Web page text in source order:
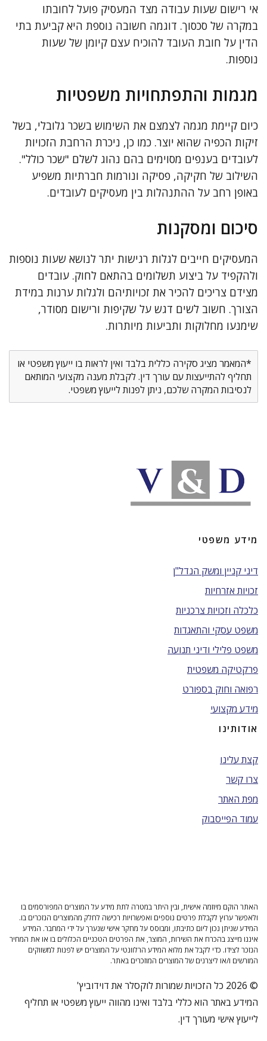
אי רישום שעות עבודה מצד המעסיק פועל לחובתו
במקרה של סכסוך. דוגמה חשובה נוספת היא קביעת בתי
הדין על חובת העובד להוכיח עצם קיומן של שעות
נוספות.
מגמות והתפתחויות משפטיות
כיום קיימת מגמה לצמצם את השימוש בשכר גלובלי, בשל
זיקות הכפיה שהוא יוצר. כמו כן, ניכרת הרחבת הזכויות
לעובדים בענפים מסוימים בהם נהוג לשלם "שכר כולל".
השילוב של חקיקה, פסיקה ונורמות חברתיות משפיע
באופן רחב על ההתנהלות בין מעסיקים לעובדים.
סיכום ומסקנות
המעסיקים חייבים לגלות רגישות יתר לנושא שעות נוספות
ולהקפיד על ביצוע תשלומים בהתאם לחוק. עובדים
מצידם צריכים להכיר את זכויותיהם ולגלות ערנות במידת
הצורך. חשוב לשים דגש על שקיפות ורישום מסודר,
שימנעו מחלוקות ותביעות מיותרות.
*המאמר מציג סקירה כללית בלבד ואין לראות בו ייעוץ משפטי או
תחליף להתייעצות עם עורך דין. לקבלת מענה מקצועי המותאם
לנסיבות המקרה שלכם, ניתן לפנות לייעוץ משפטי.
מידע משפטי
דיני קניין ומשק הנדל"ן
זכויות אזרחיות
כלכלה וזכויות צרכניות
משפט עסקי והתאגדות
משפט פלילי ודיני תנועה
פרקטיקה משפטית
רפואה וחוק בספורט
מידע מקצועי
אודותינו
קצת עלינו
צרו קשר
מפת האתר
עמוד הפייסבוק
האתר הוקם מיוזמה אישית, ובין היתר במטרה לתת מידע על המוצרים המפורסמים בו
ולאפשר ערוץ לקבלת פרטים נוספים ואפשרויות רכישה לחלק מהמוצרים הנזכרים בו.
המידע שניתן נכון ליום כתיבתו, ומבוסס על מחקר אישי שנערך על ידי המחבר. המידע
איננו מייצג בהכרח את השירות, המוצר, את הפרטים הטכניים הכלולים בו או את המחיר
הנזכר לצידו. כדי לקבל את מלוא המידע הרלוונטי על המוצרים יש לפנות למשווקים
המורשים ו/או ליצרנים של המוצרים המוזכרים באתר.
© 2026 כל הזכויות שמורות לוקסלר את דוידוביץ'
המידע באתר הוא כללי בלבד ואינו מהווה ייעוץ משפטי או תחליף
לייעוץ אישי מעורך דין.